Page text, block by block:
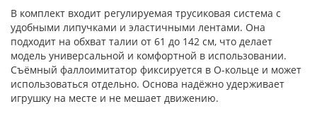
В комплект входит регулируемая трусиковая система с
удобными липучками и эластичными лентами. Она
подходит на обхват талии от 61 до 142 см, что делает
модель универсальной и комфортной в использовании.
Съёмный фаллоимитатор фиксируется в O-кольце и может
использоваться отдельно. Основа надёжно удерживает
игрушку на месте и не мешает движению.